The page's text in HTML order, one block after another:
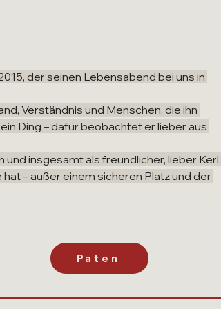
Paten
der seinen Lebensabend bei uns in
Verständnis und Menschen, die ihn
Ding – dafür beobachtet er lieber aus
insgesamt als freundlicher, lieber Kerl.
– außer einem sicheren Platz und der